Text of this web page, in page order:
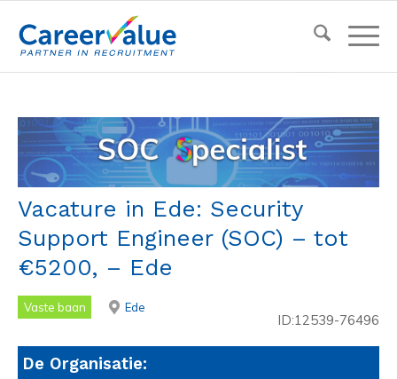
Vacature in Ede: Security
Support Engineer (SOC) – tot
€5200, – Ede
Vaste baan Ede
ID:12539-76496
De Organisatie: